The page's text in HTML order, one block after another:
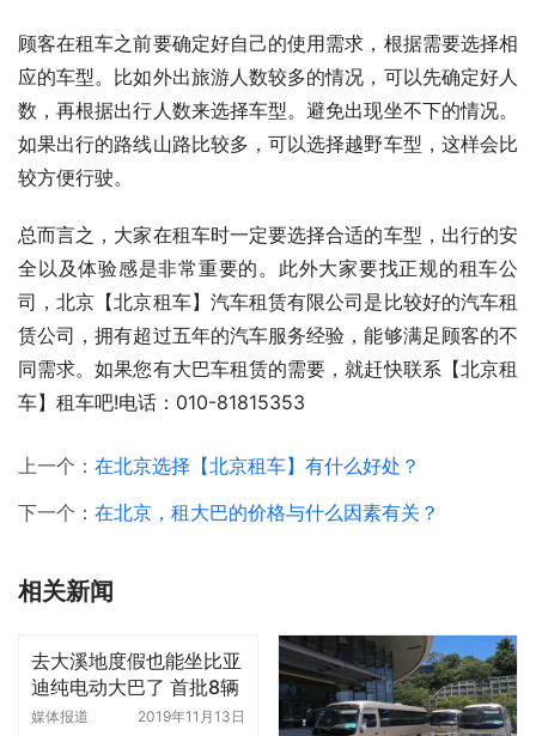
顾客在租车之前要确定好自己的使用需求，根据需要选择相
应的车型。比如外出旅游人数较多的情况，可以先确定好人
数，再根据出行人数来选择车型。避免出现坐不下的情况。
如果出行的路线山路比较多，可以选择越野车型，这样会比
较方便行驶。
总而言之，大家在租车时一定要选择合适的车型，出行的安
全以及体验感是非常重要的。此外大家要找正规的租车公
司，北京【北京租车】汽车租赁有限公司是比较好的汽车租
赁公司，拥有超过五年的汽车服务经验，能够满足顾客的不
同需求。如果您有大巴车租赁的需要，就赶快联系【北京租
车】租车吧!电话：010-81815353
上一个： 在北京选择【北京租车】有什么好处？
下一个： 在北京，租大巴的价格与什么因素有关？
相关新闻
去大溪地度假也能坐比亚
迪纯电动大巴了 首批8辆
比亚迪K8交付
媒体报道 2019年11月13日